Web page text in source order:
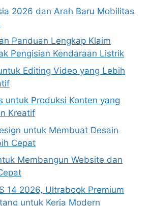
2026 dan Arah Baru Mobilitas
Panduan Lengkap Klaim
Pengisian Kendaraan Listrik
Editing Video yang Lebih
untuk Produksi Konten yang
Kreatif
untuk Membuat Desain
Cepat
Membangun Website dan
14 2026, Ultrabook Premium
untuk Kerja Modern